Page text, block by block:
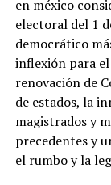
en méxico
electoral del 1
democrático
inflexión para
renovación de
de estados, la
magistrados y
precedentes y
el rumbo y la